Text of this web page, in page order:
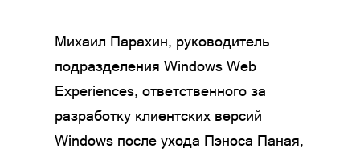
Михаил Парахин, руководитель
подразделения Windows Web
Experiences, ответственного за
разработку клиентских версий
Windows после ухода Пэноса Паная,